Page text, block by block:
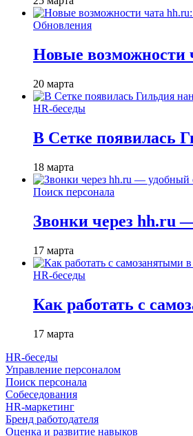
Обновления
Новые возможности
20 марта
HR-беседы
В Сетке появилась
18 марта
Поиск персонала
Звонки через hh.ru
17 марта
HR-беседы
Как работать с
17 марта
HR-беседы
Управление персоналом
Поиск персонала
Собеседования
HR-маркетинг
Бренд работодателя
Оценка и развитие навыков